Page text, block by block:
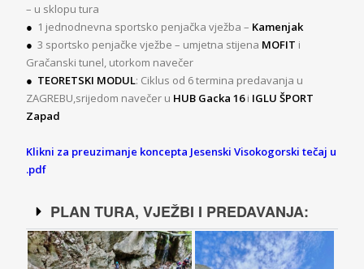
– u sklopu tura
● 1 jednodnevna sportsko penjačka vježba – Kamenjak
● 3 sportsko penjačke vježbe – umjetna stijena MOFIT i
Gračanski tunel, utorkom navečer
● TEORETSKI MODUL: Ciklus od 6 termina predavanja u
ZAGREBU,srijedom navečer u HUB Gacka 16i IGLU ŠPORT
Zapad
Klikni za preuzimanje koncepta Jesenski Visokogorski tečaj u
.pdf
PLAN TURA, VJEŽBI I PREDAVANJA: